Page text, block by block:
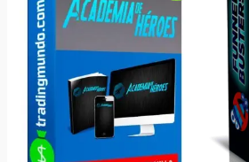
original
era:
actual
es: